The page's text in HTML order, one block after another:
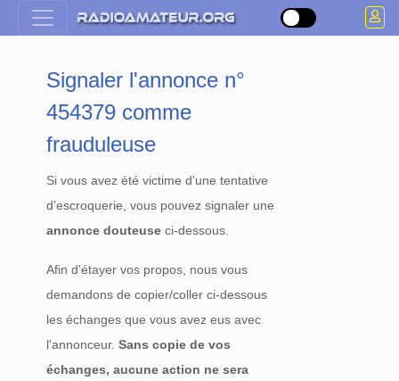
Signaler l'annonce n°
454379 comme
frauduleuse
Si vous avez été victime d'une tentative
d'escroquerie, vous pouvez signaler une
annonce douteuse ci-dessous.
Afin d'étayer vos propos, nous vous
demandons de copier/coller ci-dessous
les échanges que vous avez eus avec
l'annonceur.Sans copie de vos
échanges, aucune action ne sera